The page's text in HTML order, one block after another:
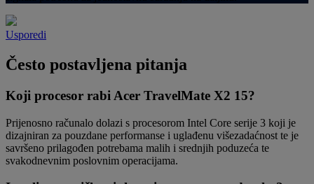
Usporedi
Često postavljena pitanja
Koji procesor rabi Acer TravelMate X2 15?
Prijenosno računalo dolazi s procesorom Intel Core serije 3 koji je
dizajniran za pouzdane performanse i uglađenu višezadaćnost te je
savršeno prilagođen potrebama malih i srednjih poduzeća te
svakodnevnim poslovnim operacijama.